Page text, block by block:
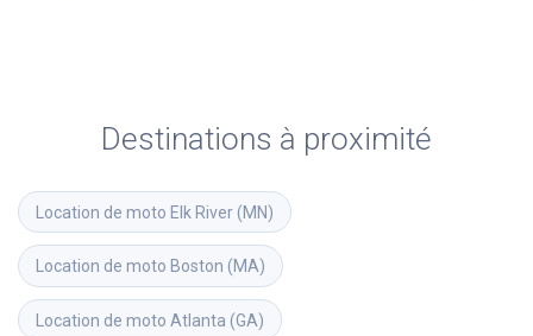
Destinations à proximité
Location de moto Elk River (MN)
Location de moto Boston (MA)
Location de moto Atlanta (GA)